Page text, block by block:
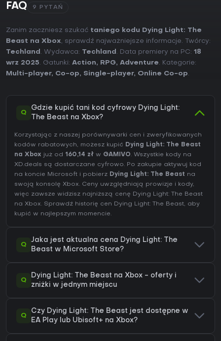
FAQ 9 PYTAŃ
Zanim zaczniesz szukać taniego kodu Dying Light: The
Beast na Xbox, sprawdź najważniejsze informacje. Twórcy:
Techland . Wydawca: Techland . Data premiery na PC: 18
wrz 2025. Gatunki: Action, RPG, Adventure. Kategorie:
Multi-player, Co-op, Single-player, Online Co-op.
Q
Gdzie kupić tani kod cyfrowy Dying Light:
The Beast na Xbox?
Korzystając z naszej porównywarki cen i zweryfikowanych
kodów rabatowych, możesz kupić Dying Light: The Beast
na Xbox już od 160,14 zł w GAMIVO. Wszystkie kody na
XD.deals są dostarczane cyfrowo. Po zakupie aktywuj kod
na koncie Microsoft i pobierz Dying Light: The Beast na
swoją konsolę Xbox. Ceny uwzględniają prowizje i kody,
więc zawsze widzisz najniższą cenę Dying Light: The Beast
na Xbox. Sprawdź historię cen Dying Light: The Beast, aby
kupić w najlepszym momencie.
Q
Jaka jest aktualna cena Dying Light: The
Beast w Microsoft Store?
Q
Dying Light: The Beast na Xbox - oferty i
zniżki w jednym miejscu
Q
Czy Dying Light: The Beast jest dostępne w
EA Play lub Ubisoft+ na Xbox?